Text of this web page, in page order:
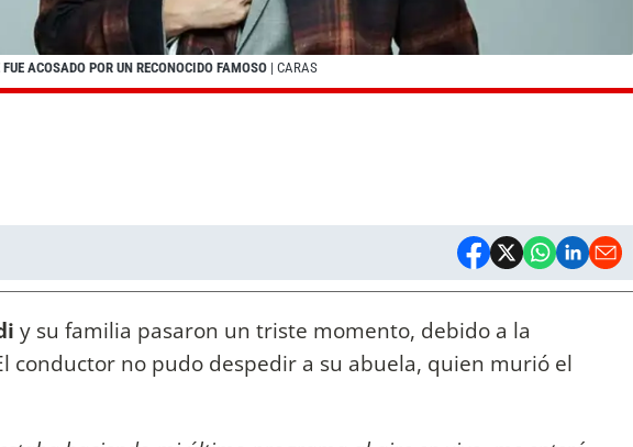
ACOSADO POR UN RECONOCIDO FAMOSO | CARAS
y su familia pasaron un triste momento, debido a la
conductor no pudo despedir a su abuela, quien murió el